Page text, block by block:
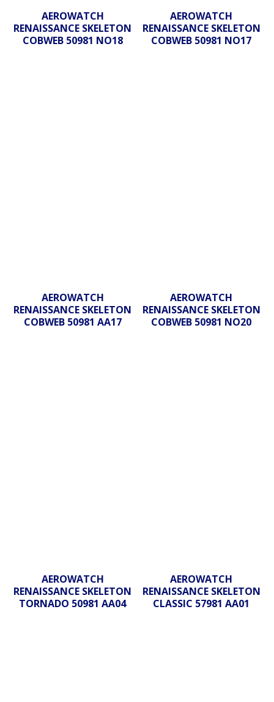
AEROWATCH
RENAISSANCE SKELETON
COBWEB 50981 NO18
AEROWATCH
RENAISSANCE SKELETON
COBWEB 50981 NO17
AEROWATCH
RENAISSANCE SKELETON
COBWEB 50981 AA17
AEROWATCH
RENAISSANCE SKELETON
COBWEB 50981 NO20
AEROWATCH
RENAISSANCE SKELETON
TORNADO 50981 AA04
AEROWATCH
RENAISSANCE SKELETON
CLASSIC 57981 AA01